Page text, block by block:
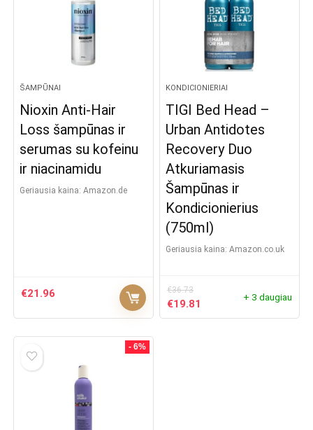
ŠAMPŪNAI
Nioxin Anti-Hair
Loss šampūnas ir
serumas su kofeinu
ir niacinamidu
Geriausia kaina: amazon.de
€21.96
KONDICIONIERIAI
TIGI Bed Head –
Urban Antidotes
Recovery Duo
Atkuriamasis
Šampūnas ir
Kondicionierius
(750ml)
Geriausia kaina: Amazon.co.uk
€36.73
Original
price
€19.81
price
+ 3 daugiau
- 6%